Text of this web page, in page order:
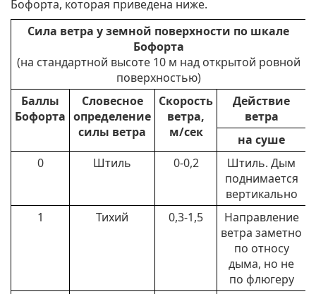
Бофорта, которая приведена ниже.
Сила ветра у земной поверхности по шкале
Бофорта
(на стандартной высоте 10 м над открытой ровной
поверхностью)
Баллы
Бофорта
Словесное
определение
силы ветра
Скорость
ветра,
м/сек
Действие
ветра
на суше
0
Штиль 0-0,2
Штиль. Дым
поднимается
вертикально
1
Тихий 0,3-1,5
Направление
ветра заметно
по относу
дыма, но не
по флюгеру